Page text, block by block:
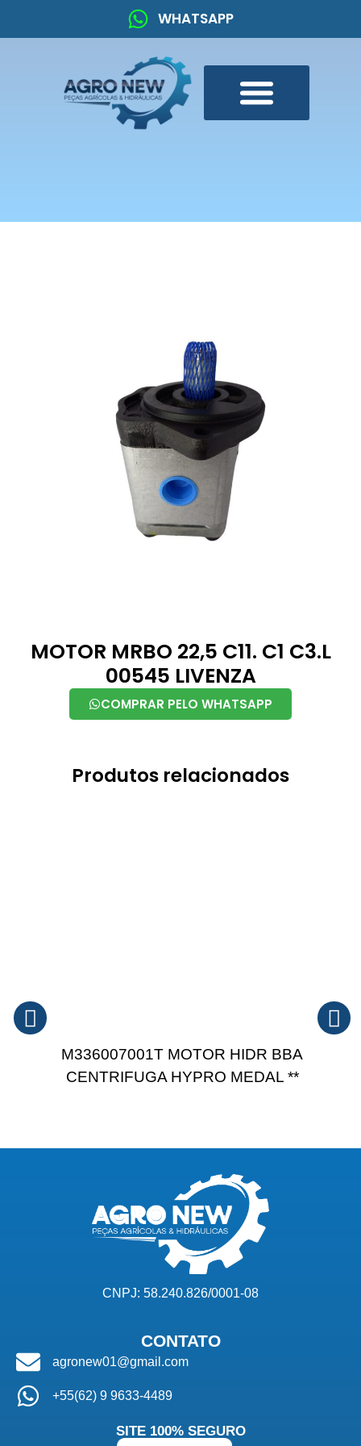
WHATSAPP
MOTOR MRBO 22,5 C11. C1 C3.L
00545 LIVENZA
COMPRAR PELO WHATSAPP
Produtos relacionados
M336007001T MOTOR HIDR BBA
CENTRIFUGA HYPRO MEDAL **
CNPJ: 58.240.826/0001-08
CONTATO
agronew01@gmail.com
+55(62) 9 9633-4489
SITE 100% SEGURO